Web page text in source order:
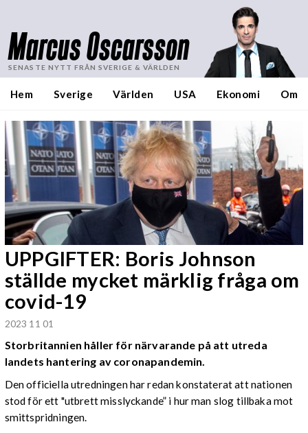
Marcus Oscarsson
SENASTE NYTT FRÅN SVERIGE & VÄRLDEN
Hem Sverige Världen USA Ekonomi Om
UPPGIFTER: Boris Johnson
ställde mycket märklig fråga om
covid-19
2023 11 01
Storbritannien håller för närvarande på att utreda
landets hantering av coronapandemin.
Den officiella utredningen har redan konstaterat att nationen
stod för ett "utbrett misslyckande” i hur man slog tillbaka mot
smittspridningen.